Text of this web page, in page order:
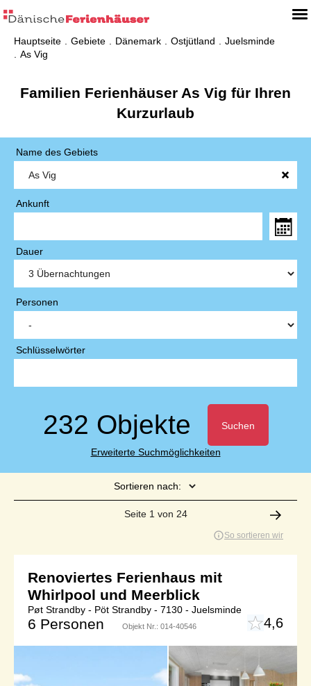
Hauptseite Gebiete Dänemark Ostjütland
Juelsminde
As Vig
Familien Ferienhäuser As Vig für Ihren
Kurzurlaub
Name des Gebiets
Ankunft
Dauer
Personen
Schlüsselwörter
232 Objekte Suchen
Erweiterte Suchmöglichkeiten
Sortieren nach:
Seite 1 von 24
So sortieren wir
Renoviertes Ferienhaus mit
Whirlpool und Meerblick
Pøt Strandby - Pöt Strandby - 7130 - Juelsminde
6 Personen Objekt Nr.: 014-40546 4,6